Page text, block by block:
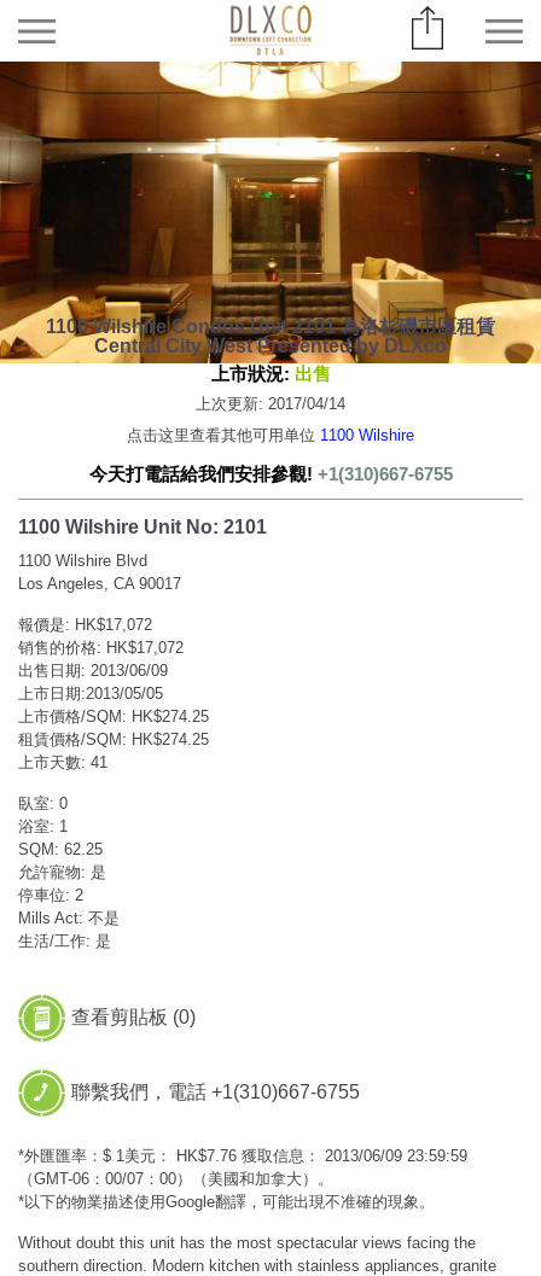
1100 Wilshire Condos Unit 2101 為洛杉磯市區租賃
Central City West Presented by DLXco
上市狀況: 出售
上次更新: 2017/04/14
点击这里查看其他可用单位 1100 Wilshire
今天打電話給我們安排參觀! +1(310)667-6755
1100 Wilshire Unit No: 2101
1100 Wilshire Blvd
Los Angeles, CA 90017
報價是: HK$17,072
销售的价格: HK$17,072
出售日期: 2013/06/09
上市日期:2013/05/05
上市價格/SQM: HK$274.25
租賃價格/SQM: HK$274.25
上市天數: 41
臥室: 0
浴室: 1
SQM: 62.25
允許寵物: 是
停車位: 2
Mills Act: 不是
生活/工作: 是
查看剪貼板 (0)
聯繫我們，電話 +1(310)667-6755
*外匯匯率：$ 1美元： HK$7.76 獲取信息： 2013/06/09 23:59:59
（GMT-06：00/07：00）（美國和加拿大）。
*以下的物業描述使用Google翻譯，可能出現不准確的現象。
Without doubt this unit has the most spectacular views facing the
southern direction. Modern kitchen with stainless appliances, granite